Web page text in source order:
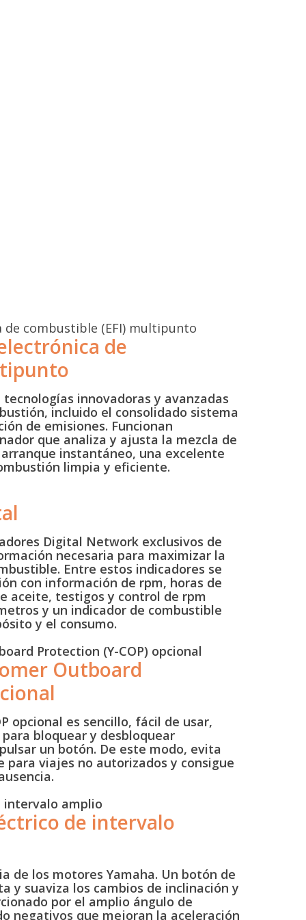
de
innovadoras y avanzadas
incluido el consolidado sistema
de emisiones. Funcionan
que analiza y ajusta la mezcla de
instantáneo, una excelente
limpia y eficiente.
Digital Network exclusivos de
necesaria para maximizar la
Entre estos indicadores se
con información de rpm, horas de
aceite, testigos y control de rpm
y un indicador de combustible
y el consumo.
Outboard
opcional es sencillo, fácil de usar,
bloquear y desbloquear
un botón. De este modo, evita
viajes no autorizados y consigue
de intervalo
de los motores Yamaha. Un botón de
y suaviza los cambios de inclinación y
por el amplio ángulo de
negativos que mejoran la aceleración